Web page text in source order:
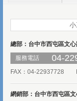
總部：台中市西屯區文
服務電話
04-
FAX：04-22937728
網銷部：台中市西屯區